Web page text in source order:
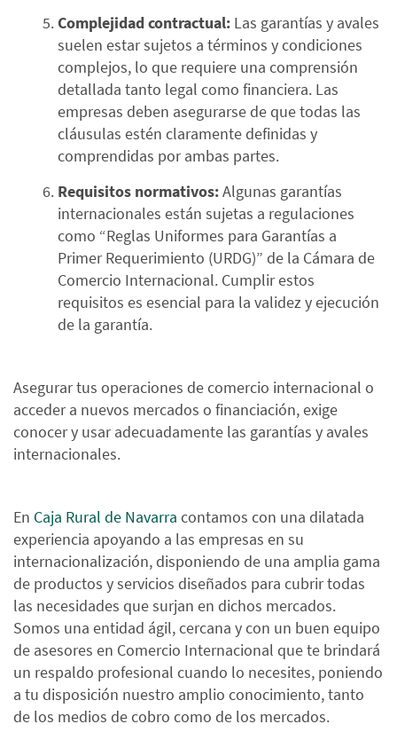
Complejidad contractual: Las garantías y avales
suelen estar sujetos a términos y condiciones
complejos, lo que requiere una comprensión
detallada tanto legal como financiera. Las
empresas deben asegurarse de que todas las
cláusulas estén claramente definidas y
comprendidas por ambas partes.
Requisitos normativos:Algunas garantías
internacionales están sujetas a regulaciones
como “Reglas Uniformes para Garantías a
Primer Requerimiento (URDG)” de la Cámara de
Comercio Internacional. Cumplir estos
requisitos es esencial para la validez y ejecución
de la garantía.
Asegurar tus operaciones de comercio internacional o
acceder a nuevos mercados o financiación, exige
conocer y usar adecuadamente las garantías y avales
internacionales.
En Caja Rural de Navarra contamos con una dilatada
experiencia apoyando a las empresas en su
internacionalización, disponiendo de una amplia gama
de productos y servicios diseñados para cubrir todas
las necesidades que surjan en dichos mercados.
Somos una entidad ágil, cercana y con un buen equipo
de asesores en Comercio Internacional que te brindará
un respaldo profesional cuando lo necesites, poniendo
a tu disposición nuestro amplio conocimiento, tanto
de los medios de cobro como de los mercados.